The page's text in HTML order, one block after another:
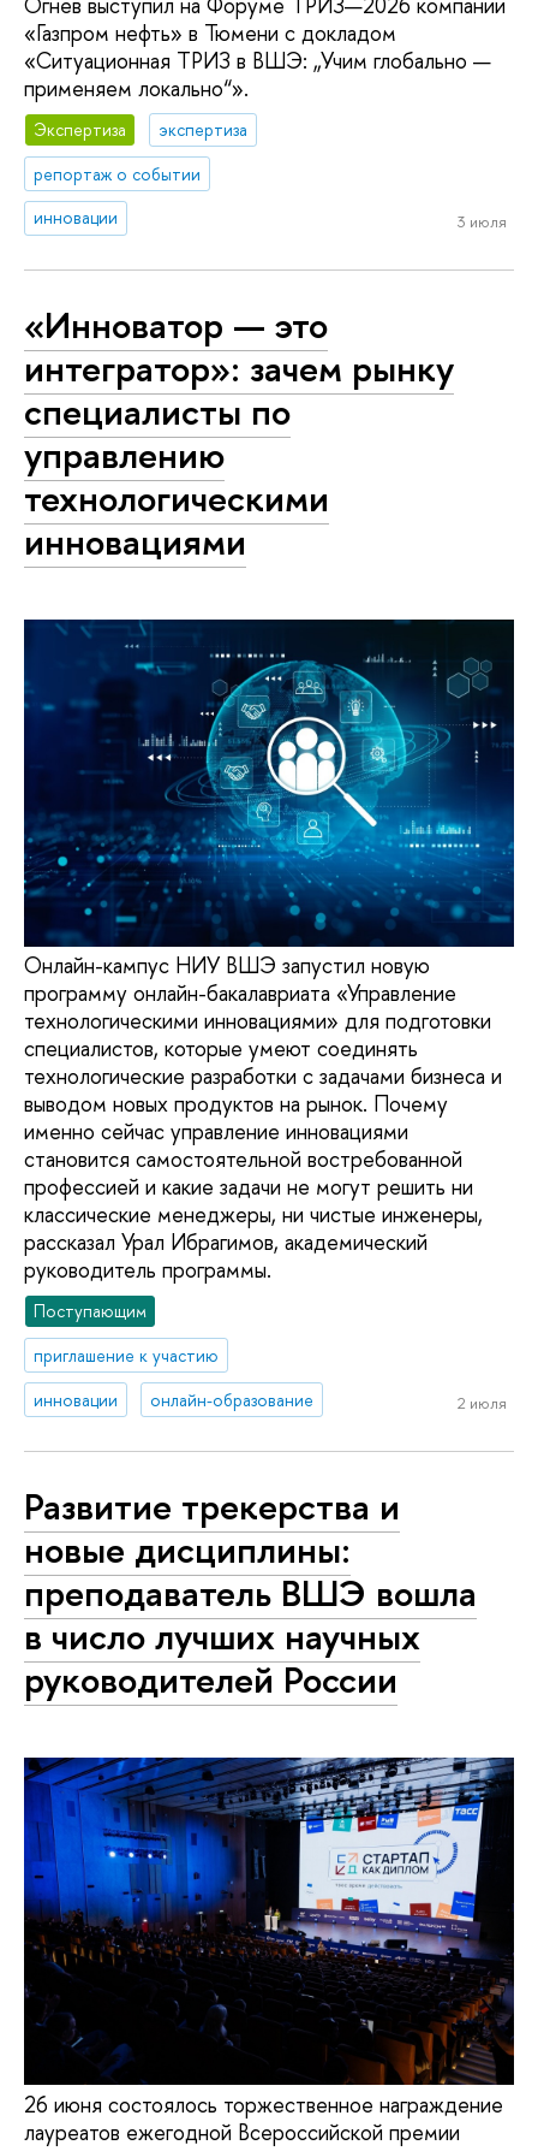
«Газпром нефть» в Тюмени с докладом
«Ситуационная ТРИЗ в ВШЭ: „Учим глобально —
применяем локально“».
Экспертиза
экспертиза
репортаж о событии
инновации
3 июля
«Инноватор — это
интегратор»: зачем рынку
специалисты по
управлению
технологическими
инновациями
Онлайн-кампус НИУ ВШЭ запустил новую
программу онлайн-бакалавриата «Управление
технологическими инновациями» для подготовки
специалистов, которые умеют соединять
технологические разработки с задачами бизнеса и
выводом новых продуктов на рынок. Почему
именно сейчас управление инновациями
становится самостоятельной востребованной
профессией и какие задачи не могут решить ни
классические менеджеры, ни чистые инженеры,
рассказал Урал Ибрагимов, академический
руководитель программы.
Поступающим
приглашение к участию
инновации
онлайн-образование 2 июля
Развитие трекерства и
новые дисциплины:
преподаватель ВШЭ вошла
в число лучших научных
руководителей России
26 июня состоялось торжественное награждение
лауреатов ежегодной Всероссийской премии